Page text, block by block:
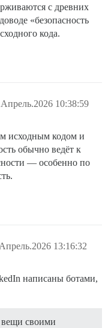
с древних
«безопасность
кода.
10:38:59
исходным кодом и
обычно ведёт к
— особенно по
13:16:32
написаны ботами,
вещи своими